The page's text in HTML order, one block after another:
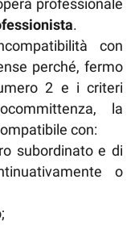
professionale
.
con
perché, fermo
2 e i criteri
la
con:
subordinato e di
o